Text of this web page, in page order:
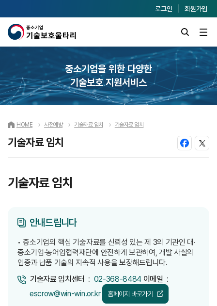
로그인 회원가입
중소기업을 위한 다양한
기술보호 지원서비스
HOME 사전예방 기술자료 임치 기술자료 임치
기술자료 임치
기술자료 임치
안내드립니다
• 중소기업의 핵심 기술자료를 신뢰성 있는 제 3의 기관인 대·
중소기업·농어업협력재단에 안전하게 보관하여, 개발 사실의
입증과 납품 기술의 지속적 사용을 보장해드립니다.
기술자료 임치센터 : 02-368-8484 이메일 :
escrow@win-win.or.kr
홈페이지 바로가기